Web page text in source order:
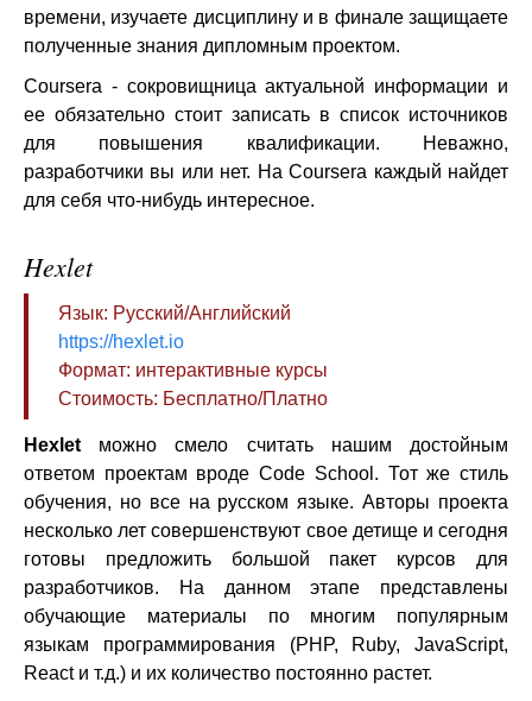
времени, изучаете дисциплину и в финале защищаете
полученные знания дипломным проектом.
Coursera - сокровищница актуальной информации и
ее обязательно стоит записать в список источников
для повышения квалификации. Неважно,
разработчики вы или нет. На Coursera каждый найдет
для себя что-нибудь интересное.
Hexlet
Язык: Русский/Английский
https://hexlet.io
Формат: интерактивные курсы
Стоимость: Бесплатно/Платно
Hexlet можно смело считать нашим достойным
ответом проектам вроде Code School. Тот же стиль
обучения, но все на русском языке. Авторы проекта
несколько лет совершенствуют свое детище и сегодня
готовы предложить большой пакет курсов для
разработчиков. На данном этапе представлены
обучающие материалы по многим популярным
языкам программирования (PHP, Ruby, JavaScript,
React и т.д.) и их количество постоянно растет.